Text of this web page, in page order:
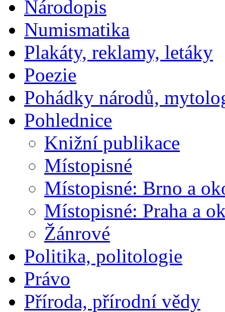
Národopis
Numismatika
Plakáty, reklamy, letáky
Poezie
Pohádky národů,
Pohlednice
Knižní publikace
Místopisné
Místopisné: Brno a
Místopisné: Praha a
Žánrové
Politika, politologie
Právo
Příroda, přírodní vědy